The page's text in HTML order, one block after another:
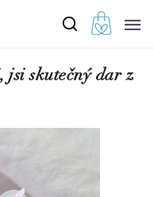
skutečný dar z